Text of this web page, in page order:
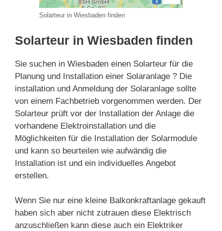
Solarteur in Wiesbaden finden
Solarteur in Wiesbaden finden
Sie suchen in Wiesbaden einen Solarteur für die
Planung und Installation einer Solaranlage ? Die
installation und Anmeldung der Solaranlage sollte
von einem Fachbetrieb vorgenommen werden. Der
Solarteur prüft vor der Installation der Anlage die
vorhandene Elektroinstallation und die
Möglichkeiten für die Installation der Solarmodule
und kann so beurteilen wie aufwändig die
Installation ist und ein individuelles Angebot
erstellen.
Wenn Sie nur eine kleine Balkonkraftanlage gekauft
haben sich aber nicht zutrauen diese Elektrisch
anzuschließen kann diese auch ein Elektriker